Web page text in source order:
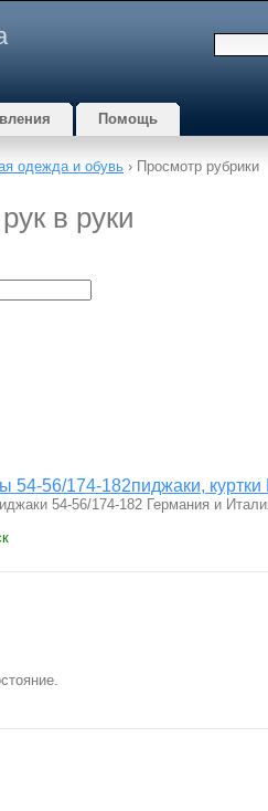
Помощь
одежда и обувь › Просмотр рубрики
в руки
56/174-182пиджаки, куртки
54-56/174-182 Германия и